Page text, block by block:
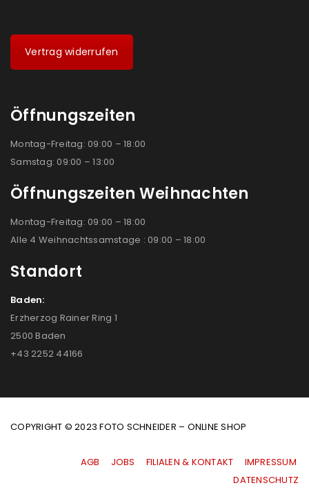
Vertrag widerrufen
Öffnungszeiten
Montag-Freitag: 09:00 – 18:00
Samstag: 09:00 – 13:00
Öffnungszeiten Weihnachten
Montag-Freitag: 09:00 – 18:00
Alle 4 Weihnachtssamstage : 09:00 – 18:00
Standort
Baden:
Erzherzog Rainer Ring 1
2500 Baden
+43 2252 44166
COPYRIGHT © 2023 FOTO SCHNEIDER – ONLINE SHOP
AGB JOBS FILIALEN & KONTAKT
IMPRESSUM
|DATENSCHUTZ